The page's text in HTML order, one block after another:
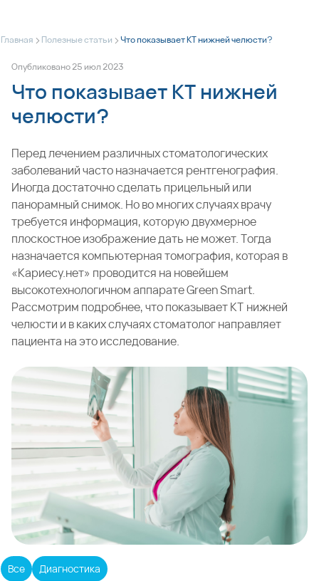
Главная > Полезные статьи >Что показывает КТ нижней челюсти?
Опубликовано25 июл2023
Что показывает КТ нижней
челюсти?
Перед лечением различных стоматологических
заболеваний часто назначается рентгенография.
Иногда достаточно сделать прицельный или
панорамный снимок. Но во многих случаях врачу
требуется информация, которую двухмерное
плоскостное изображение дать не может. Тогда
назначается компьютерная томография, которая в
«Кариесу.нет» проводится на новейшем
высокотехнологичном аппарате Green Smart.
Рассмотрим подробнее, что показывает КТ нижней
челюсти и в каких случаях стоматолог направляет
пациента на это исследование.
Все Диагностика